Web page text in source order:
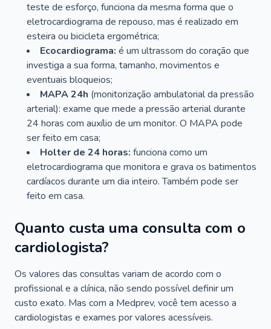
teste de esforço, funciona da mesma forma que o
eletrocardiograma de repouso, mas é realizado em
esteira ou bicicleta ergométrica;
Ecocardiograma: é um ultrassom do coração que
investiga a sua forma, tamanho, movimentos e
eventuais bloqueios;
MAPA 24h (monitorização ambulatorial da pressão
arterial): exame que mede a pressão arterial durante
24 horas com auxílio de um monitor. O MAPA pode
ser feito em casa;
Holter de 24 horas: funciona como um
eletrocardiograma que monitora e grava os batimentos
cardíacos durante um dia inteiro. Também pode ser
feito em casa.
Quanto custa uma consulta com o
cardiologista?
Os valores das consultas variam de acordo com o
profissional e a clínica, não sendo possível definir um
custo exato. Mas com a Medprev, você tem acesso a
cardiologistas e exames por valores acessíveis.